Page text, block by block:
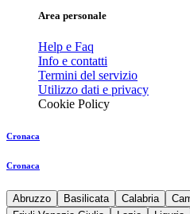
Area personale
Help e Faq
Info e contatti
Termini del servizio
Utilizzo dati e privacy
Cookie Policy
Cronaca
Cronaca
Abruzzo Basilicata Calabria